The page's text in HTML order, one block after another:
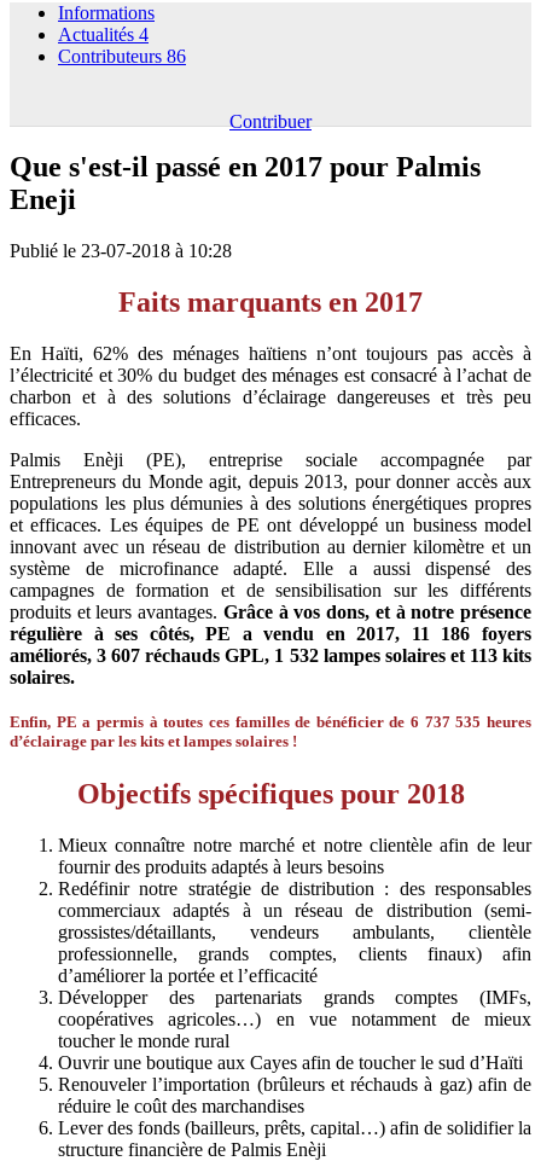
Informations
Actualités 4
Contributeurs 86
Contribuer
Que s'est-il passé en 2017 pour Palmis
Eneji
Publié le 23-07-2018 à 10:28
Faits marquants en 2017
En Haïti, 62% des ménages haïtiens n’ont toujours pas accès à
l’électricité et 30% du budget des ménages est consacré à l’achat de
charbon et àdes solutions d’éclairage dangereuses et très peu
efficaces.
Palmis
Enèji (PE), entreprise sociale accompagnée par
Entrepreneurs du Monde agit, depuis 2013, pour donner accès aux
populations les plus démunies à des solutions énergétiques propres
et efficaces. Les équipes de PE ont développé un business model
innovantavec un réseau de distribution au dernier kilomètre et un
système de microfinance adapté. Elle a aussi dispensé des
campagnes de formation et de sensibilisation sur les différents
produits et leurs avantages. Grâce à vos dons, et à notre présence
régulière à ses côtés,PE a vendu en 2017, 11 186 foyers
améliorés, 3 607 réchauds GPL, 1 532 lampes solaires et 113 kits
solaires.
Enfin, PE a permis à toutes ces familles de bénéficier de 6 737 535 heures
d’éclairage par les kits et lampes solaires !
Objectifs spécifiquespour2018
Mieux connaître notre marché et notre clientèle afin de leur
fournir des produits adaptés à leurs besoins
Redéfinir notre stratégie de distribution : des responsables
commerciaux adaptés à un réseau de distribution (semi-
grossistes/détaillants, vendeurs ambulants, clientèle
professionnelle, grands comptes, clients finaux) afin
d’améliorer la portée et l’efficacité
Développer des partenariats grands comptes (IMFs,
coopératives agricoles…) en vue notamment de mieux
toucher le monde rural
Ouvrir une boutique aux Cayes afin de toucher le sud d’Haïti
Renouveler l’importation (brûleurs et réchauds à gaz) afin de
réduire le coût des marchandises
Lever des fonds (bailleurs, prêts, capital…) afin de solidifier la
structure financière de Palmis Enèji